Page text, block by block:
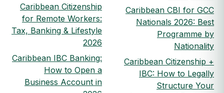
Caribbean CBI for GCC
Nationals 2026: Best
Programme by
Nationality
Caribbean Citizenship +
IBC: How to Legally
Structure Your
Caribbean Citizenship
for Remote Workers:
Tax, Banking & Lifestyle
2026
Caribbean IBC Banking:
How to Open a
Business Account in